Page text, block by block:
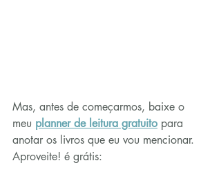
Mas, antes de começarmos, baixe o
meu planner de leitura gratuito para
anotar os livros que eu vou mencionar.
Aproveite! é grátis: